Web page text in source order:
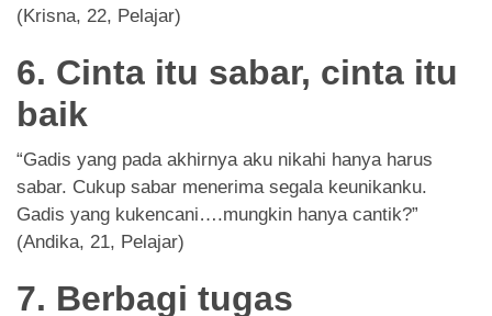
(Krisna, 22, Pelajar)
6. Cinta itu sabar, cinta itu
baik
“Gadis yang pada akhirnya aku nikahi hanya harus
sabar. Cukup sabar menerima segala keunikanku.
Gadis yang kukencani….mungkin hanya cantik?”
(Andika, 21, Pelajar)
7. Berbagi tugas